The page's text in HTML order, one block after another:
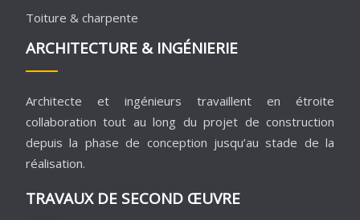
Toiture & charpente
ARCHITECTURE & INGÉNIERIE
Architecte et ingénieurs travaillent en étroite
collaboration tout au long du projet de construction
depuis la phase de conception jusqu’au stade de la
réalisation.
TRAVAUX DE SECOND ŒUVRE